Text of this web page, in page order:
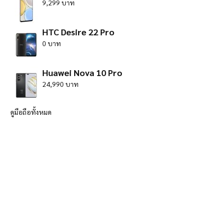
9,299 บาท
HTC Desire 22 Pro
0 บาท
Huawei Nova 10 Pro
24,990 บาท
ดูมือถือทั้งหมด